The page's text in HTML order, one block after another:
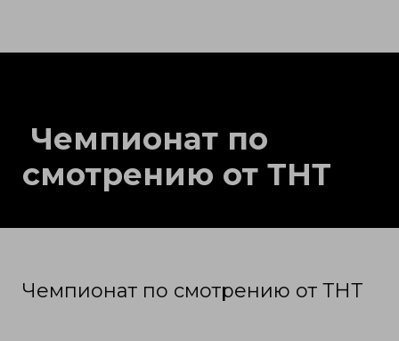
Чемпионат по
смотрению от ТНТ
Чемпионат по смотрению от ТНТ